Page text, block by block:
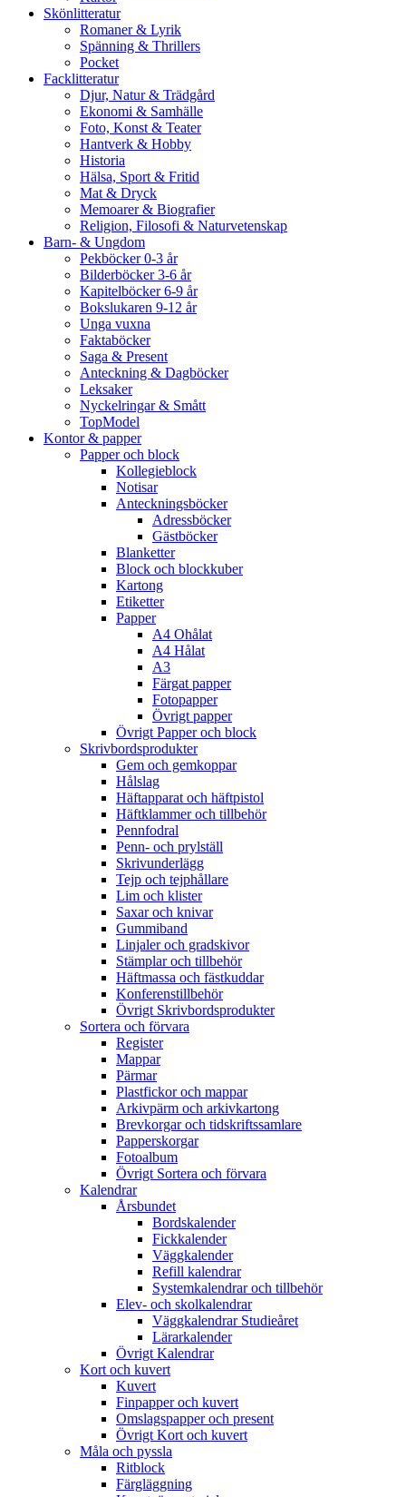
Skönlitteratur
Romaner & Lyrik
Spänning & Thrillers
Pocket
Facklitteratur
Djur, Natur & Trädgård
Ekonomi & Samhälle
Foto, Konst & Teater
Hantverk & Hobby
Historia
Hälsa, Sport & Fritid
Mat & Dryck
Memoarer & Biografier
Religion, Filosofi & Naturvetenskap
Barn- & Ungdom
Pekböcker 0-3 år
Bilderböcker 3-6 år
Kapitelböcker 6-9 år
Bokslukaren 9-12 år
Unga vuxna
Faktaböcker
Saga & Present
Anteckning & Dagböcker
Leksaker
Nyckelringar & Smått
TopModel
Kontor & papper
Papper och block
Kollegieblock
Notisar
Anteckningsböcker
Adressböcker
Gästböcker
Blanketter
Block och blockkuber
Kartong
Etiketter
Papper
A4 Ohålat
A4 Hålat
A3
Färgat papper
Fotopapper
Övrigt papper
Övrigt Papper och block
Skrivbordsprodukter
Gem och gemkoppar
Hålslag
Häftapparat och häftpistol
Häftklammer och tillbehör
Pennfodral
Penn- och prylställ
Skrivunderlägg
Tejp och tejphållare
Lim och klister
Saxar och knivar
Gummiband
Linjaler och gradskivor
Stämplar och tillbehör
Häftmassa och fästkuddar
Konferenstillbehör
Övrigt Skrivbordsprodukter
Sortera och förvara
Register
Mappar
Pärmar
Plastfickor och mappar
Arkivpärm och arkivkartong
Brevkorgar och tidskriftssamlare
Papperskorgar
Fotoalbum
Övrigt Sortera och förvara
Kalendrar
Årsbundet
Bordskalender
Fickkalender
Väggkalender
Refill kalendrar
Systemkalendrar och tillbehör
Elev- och skolkalendrar
Väggkalendrar Studieåret
Lärarkalender
Övrigt Kalendrar
Kort och kuvert
Kuvert
Finpapper och kuvert
Omslagspapper och present
Övrigt Kort och kuvert
Måla och pyssla
Ritblock
Färgläggning